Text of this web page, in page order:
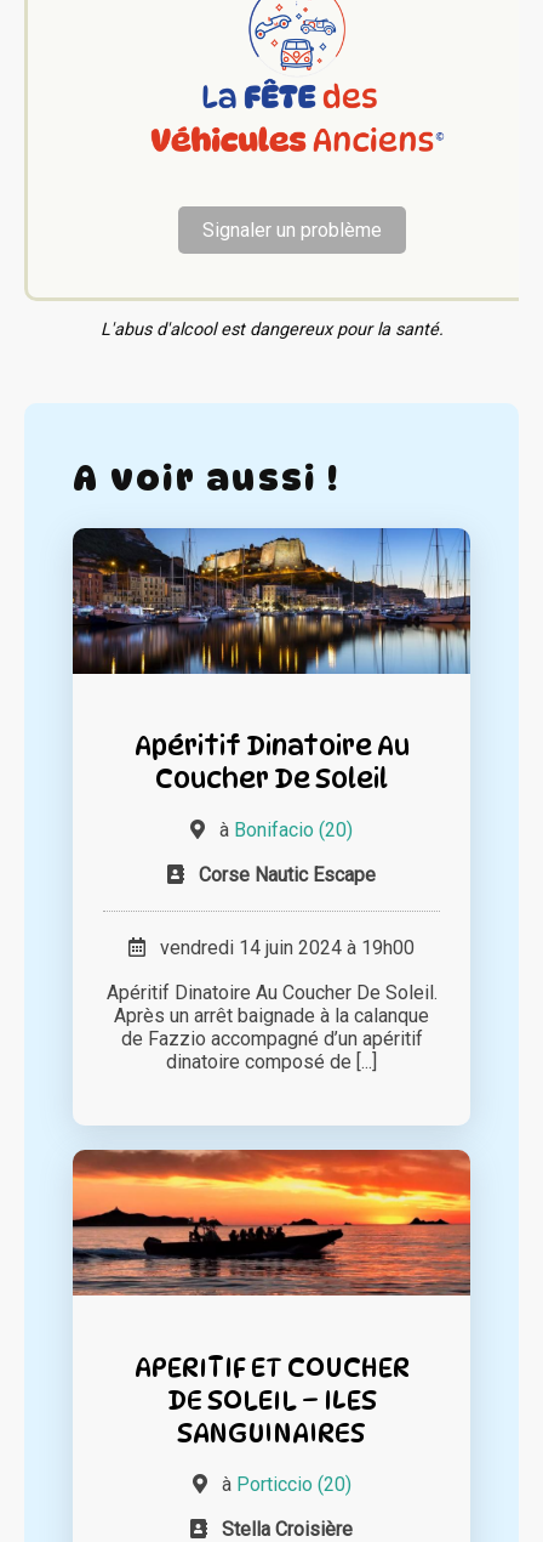
Signaler un problème
L'abus d'alcool est dangereux pour la santé.
A voir aussi !
Apéritif Dinatoire Au
Coucher De Soleil
à Bonifacio (20)
Corse Nautic Escape
vendredi 14 juin 2024 à 19h00
Apéritif Dinatoire Au Coucher De Soleil.
Après un arrêt baignade à la calanque
de Fazzio accompagné d’un apéritif
dinatoire composé de [...]
APERITIF ET COUCHER
DE SOLEIL – ILES
SANGUINAIRES
à Porticcio (20)
Stella Croisière